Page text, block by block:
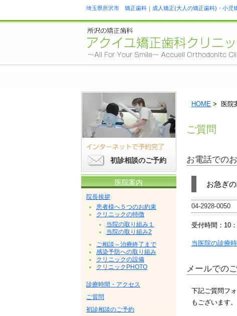
埼玉県所沢市 矯正歯科｜成人矯正(大人の矯正歯科)・小児
HOME > 医院
ご質問
お電話での
お急ぎ
04-2928-0050
受付時間：10
当医院の診療
メールでの
下記ご質問フ
もございます。
初診相談のご予約
医院案内
院長挨拶
患者様へ５つのお約束
クリニックの特徴
当院の取り組み１
当院の取り組み2
ご相談～治療終了まで
感染予防への取り組み
クリニックの設備
クリニックPHOTO
診療時間・アクセス
ご質問
初診相談のご予約